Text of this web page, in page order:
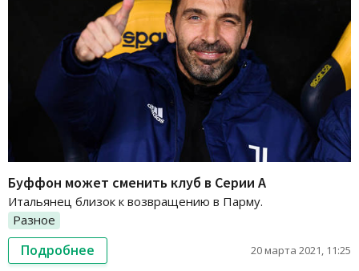
Буффон может сменить клуб в Серии А
Итальянец близок к возвращению в Парму.
Разное
Подробнее 20 марта 2021, 11:25